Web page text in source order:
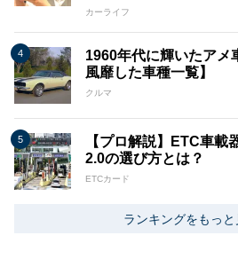
カーライフ
1960年代に輝いたアメ
風靡した車種一覧】
クルマ
【プロ解説】ETC車載
2.0の選び方とは？
ETCカード
ランキングをもっと